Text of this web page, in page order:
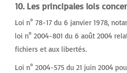
10. Les principales lois
Loi n° 78-17 du 6 janvier 1978,
loi n° 2004-801 du 6 août 2004
fichiers et aux libertés.
Loi n° 2004-575 du 21 juin 2004